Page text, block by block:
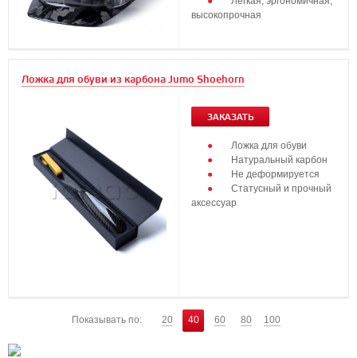
высокопрочная
Ложка для обуви из карбона Jumo Shoehorn
ЗАКАЗАТЬ
Ложка для обуви
Натуральный карбон
Не деформируется
Статусный и прочный
аксессуар
Показывать по: 20 40 60 80 100